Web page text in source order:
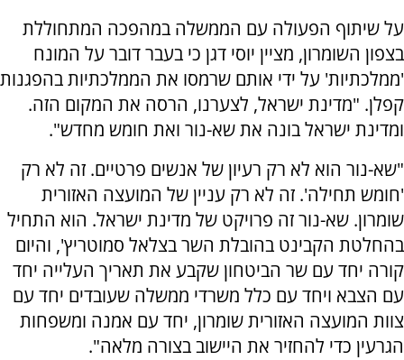
על שיתוף הפעולה עם הממשלה במהפכה המתחוללת
בצפון השומרון, מציין יוסי דגן כי בעבר דובר על המונח
'ממלכתיות' על ידי אותם שרמסו את הממלכתיות בהפגנות
קפלן. "מדינת ישראל, לצערנו, הרסה את המקום הזה.
ומדינת ישראל בונה את שא-נור ואת חומש מחדש".
"שא-נור הוא לא רק רעיון של אנשים פרטיים. זה לא רק
'חומש תחילה'. זה לא רק עניין של המועצה האזורית
שומרון. שא-נור זה פרויקט של מדינת ישראל. הוא התחיל
בהחלטת הקבינט בהובלת השר בצלאל סמוטריץ', והיום
קורה יחד עם שר הביטחון שקבע את תאריך העלייה יחד
עם הצבא ויחד עם כלל משרדי ממשלה שעובדים יחד עם
צוות המועצה האזורית שומרון, יחד עם אמנה ומשפחות
הגרעין כדי להחזיר את היישוב בצורה מלאה".